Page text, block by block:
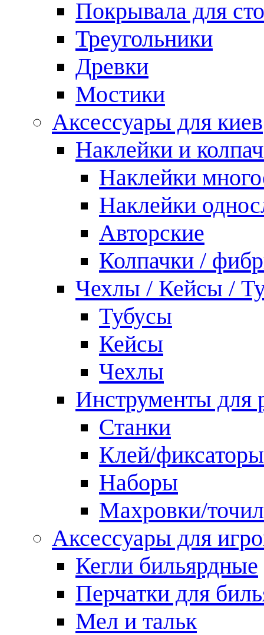
Покрывала для
Треугольники
Древки
Мостики
Аксессуары для киев
Наклейки и
Наклейки
Наклейки
Авторские
Колпачки /
Чехлы / Кейсы /
Тубусы
Кейсы
Чехлы
Инструменты для
Станки
Клей/фиксаторы
Наборы
Махровки/
Аксессуары для
Кегли бильярдные
Перчатки для
Мел и тальк